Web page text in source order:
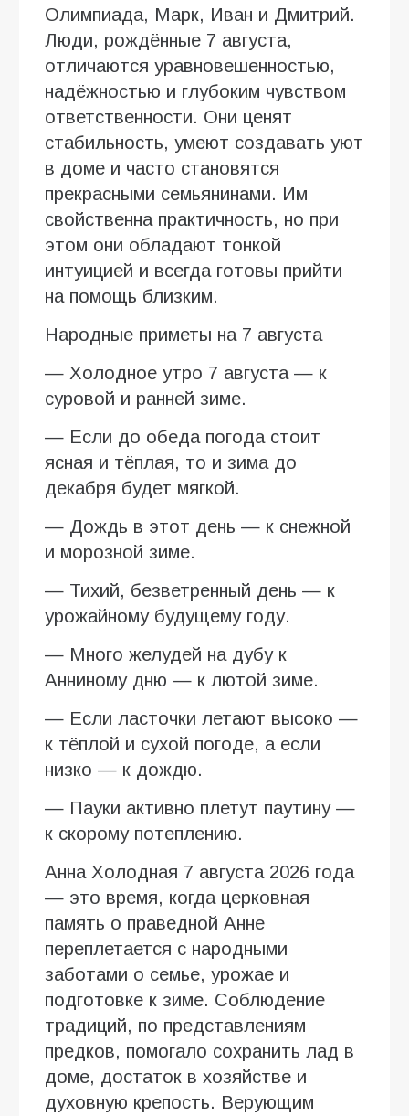
Олимпиада, Марк, Иван и Дмитрий.
Люди, рождённые 7 августа,
отличаются уравновешенностью,
надёжностью и глубоким чувством
ответственности. Они ценят
стабильность, умеют создавать уют
в доме и часто становятся
прекрасными семьянинами. Им
свойственна практичность, но при
этом они обладают тонкой
интуицией и всегда готовы прийти
на помощь близким.
Народные приметы на 7 августа
— Холодное утро 7 августа — к
суровой и ранней зиме.
— Если до обеда погода стоит
ясная и тёплая, то и зима до
декабря будет мягкой.
— Дождь в этот день — к снежной
и морозной зиме.
— Тихий, безветренный день — к
урожайному будущему году.
— Много желудей на дубу к
Анниному дню — к лютой зиме.
— Если ласточки летают высоко —
к тёплой и сухой погоде, а если
низко — к дождю.
— Пауки активно плетут паутину —
к скорому потеплению.
Анна Холодная 7 августа 2026 года
— это время, когда церковная
память о праведной Анне
переплетается с народными
заботами о семье, урожае и
подготовке к зиме. Соблюдение
традиций, по представлениям
предков, помогало сохранить лад в
доме, достаток в хозяйстве и
духовную крепость. Верующим